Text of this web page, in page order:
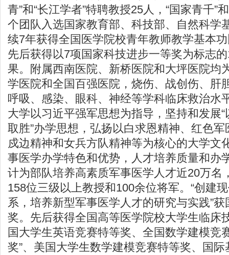
青”和“长江学者”特聘教授25人，“国家青千”
个团队入选国家教育部、科技部、自然科学
续7年获得全国医学院校青年教师教学基本
先后获得以7项国家科技进步一等奖为标志
果。附属西南医院、新桥医院和大坪医院均
学医院和全国百强医院，烧伤、战创伤、肝
呼吸、感染、眼科、神经等学科临床救治水
大学以习近平强军思想为指导，坚持和发展
取胜”办学思想，弘扬以白求恩精神、红色
戍边精神和女兵方队精神等为核心的大学文
事医学办学特色和优势，人才培养质量和办
计为部队培养高素质军事医学人才近20万名
158位三级以上教授和100余位将军。“创建
系，培养新型军事医学人才的研究与实践”
奖。先后获得全国高等医学院校大学生临床
国大学生英语竞赛特等奖、全国数学建模竞
奖”、美国大学生数学建模竞赛特等奖、国